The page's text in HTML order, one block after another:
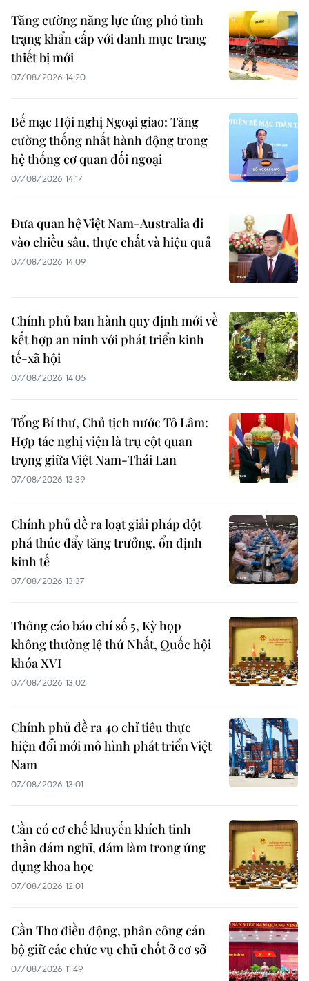
Tăng cường năng lực ứng phó tình
trạng khẩn cấp với danh mục trang
thiết bị mới
07/08/2026 14:20
Bế mạc Hội nghị Ngoại giao: Tăng
cường thống nhất hành động trong
hệ thống cơ quan đối ngoại
07/08/2026 14:17
Đưa quan hệ Việt Nam-Australia đi
vào chiều sâu, thực chất và hiệu quả
07/08/2026 14:09
Chính phủ ban hành quy định mới về
kết hợp an ninh với phát triển kinh
tế-xã hội
07/08/2026 14:05
Tổng Bí thư, Chủ tịch nước Tô Lâm:
Hợp tác nghị viện là trụ cột quan
trọng giữa Việt Nam-Thái Lan
07/08/2026 13:39
Chính phủ đề ra loạt giải pháp đột
phá thúc đẩy tăng trưởng, ổn định
kinh tế
07/08/2026 13:37
Thông cáo báo chí số 5, Kỳ họp
không thường lệ thứ Nhất, Quốc hội
khóa XVI
07/08/2026 13:02
Chính phủ đề ra 40 chỉ tiêu thực
hiện đổi mới mô hình phát triển Việt
Nam
07/08/2026 13:01
Cần có cơ chế khuyến khích tinh
thần dám nghĩ, dám làm trong ứng
dụng khoa học
07/08/2026 12:01
Cần Thơ điều động, phân công cán
bộ giữ các chức vụ chủ chốt ở cơ sở
07/08/2026 11:49